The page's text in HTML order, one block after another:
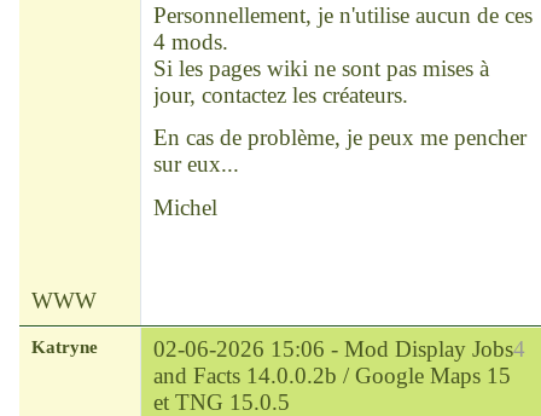
Personnellement, je n'utilise aucun de ces
4 mods.
Si les pages wiki ne sont pas mises à
jour, contactez les créateurs.
En cas de problème, je peux me pencher
sur eux...
Michel
WWW
4
Katryne 02-06-2026 15:06 - Mod Display Jobs
and Facts 14.0.0.2b / Google Maps 15
et TNG 15.0.5